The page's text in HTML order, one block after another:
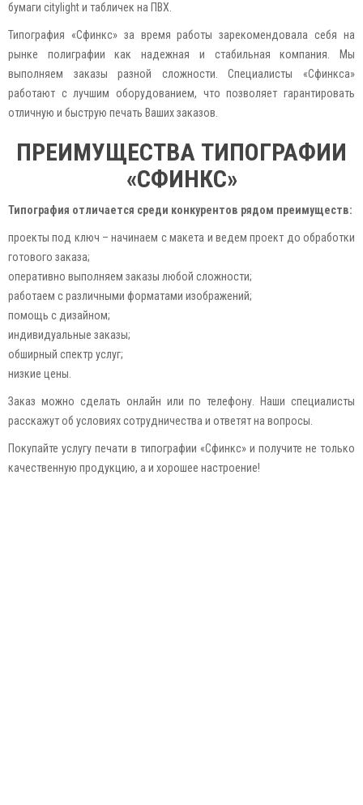
бумаги citylight и табличек на ПВХ.
Типография «Сфинкс» за время работы зарекомендовала себя на
рынке полиграфии как надежная и стабильная компания. Мы
выполняем заказы разной сложности. Специалисты «Сфинкса»
работают с лучшим оборудованием, что позволяет гарантировать
отличную и быструю печать Ваших заказов.
ПРЕИМУЩЕСТВА ТИПОГРАФИИ
«СФИНКС»
Типография отличается среди конкурентов рядом преимуществ:
проекты под ключ – начинаем с макета и ведем проект до обработки
готового заказа;
оперативно выполняем заказы любой сложности;
работаем с различными форматами изображений;
помощь с дизайном;
индивидуальные заказы;
обширный спектр услуг;
низкие цены.
Заказ можно сделать онлайн или по телефону. Наши специалисты
расскажут об условиях сотрудничества и ответят на вопросы.
Покупайте услугу печати в типографии «Сфинкс» и получите не только
качественную продукцию, а и хорошее настроение!